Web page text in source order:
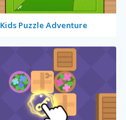
Kids Puzzle Adventure